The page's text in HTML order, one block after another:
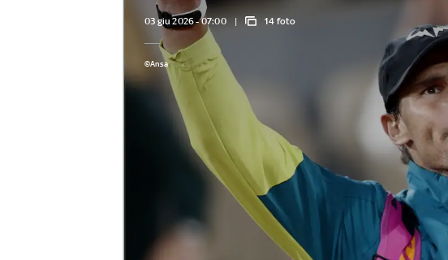
03 giu 2026 - 07:00 14 foto
©Ansa